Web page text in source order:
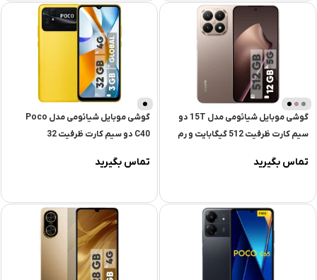
گوشی موبایل شیائومی مدل 15T دو
سیم کارت ظرفیت 512 گیگابایت و رم
تماس بگیرید
گوشی موبایل شیائومی مدل Poco
C40 دو سیم کارت ظرفیت 32
تماس بگیرید